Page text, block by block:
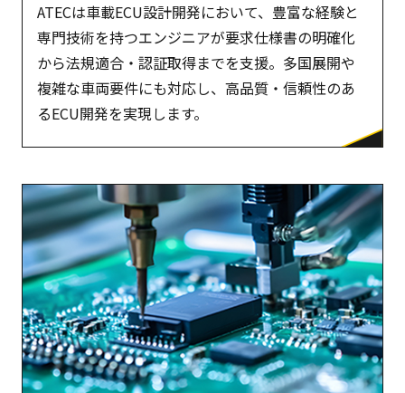
ATECは車載ECU設計開発において、豊富な経験と
専門技術を持つエンジニアが要求仕様書の明確化
から法規適合・認証取得までを支援。多国展開や
複雑な車両要件にも対応し、高品質・信頼性のあ
るECU開発を実現します。